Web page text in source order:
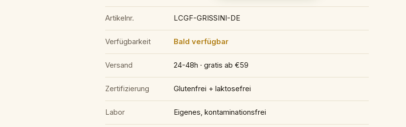
Artikelnr. LCGF-GRISSINI-DE
Verfügbarkeit Bald verfügbar
Versand 24-48h · gratis ab €59
Zertifizierung Glutenfrei + laktosefrei
Labor Eigenes, kontaminationsfrei